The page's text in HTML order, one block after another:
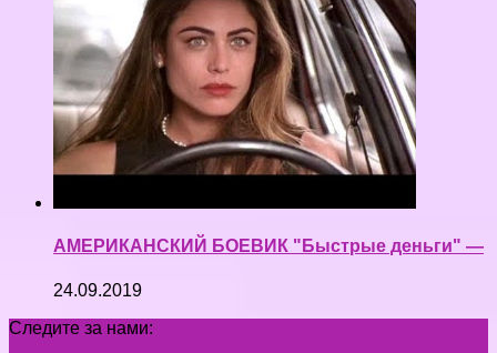
АМЕРИКАНСКИЙ БОЕВИК "Быстрые деньги" —
24.09.2019
Следите за нами: